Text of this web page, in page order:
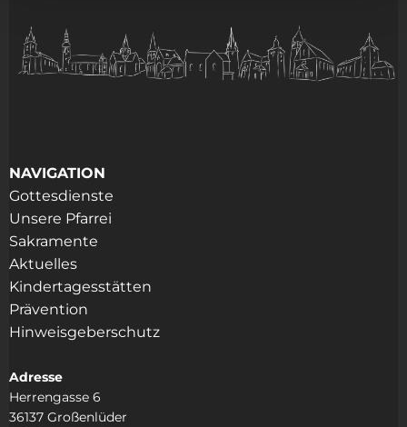
NAVIGATION
Gottesdienste
Unsere Pfarrei
Sakramente
Aktuelles
Kindertagesstätten
Prävention
Hinweisgeberschutz
Adresse
Herrengasse 6
36137 Großenlüder